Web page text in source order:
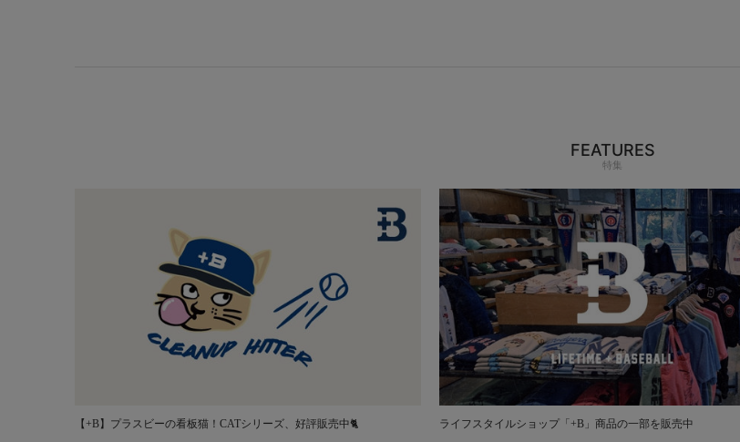
FEATURES
特集
【+B】プラスビーの看板猫！CATシリーズ、好評販売中🐈 ライフスタイルショップ「+B」商品の一部を販売中